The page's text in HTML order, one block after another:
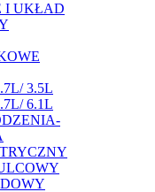
I UKŁAD
3.5L
6.1L